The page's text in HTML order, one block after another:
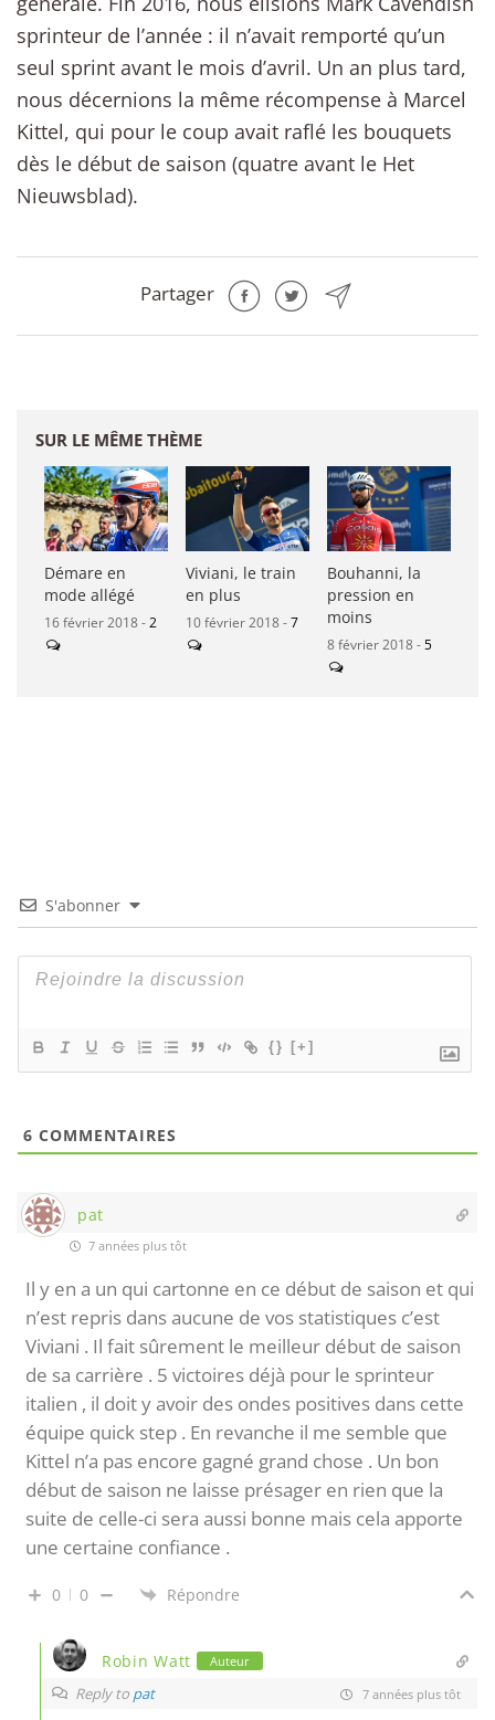
sprinteur de l’année : il n’avait remporté qu’un
seul sprint avant le mois d’avril. Un an plus tard,
nous décernions la même récompense à Marcel
Kittel, qui pour le coup avait raflé les bouquets
dès le début de saison (quatre avant le Het
Nieuwsblad).
Partager
SUR LE MÊME THÈME
Démare en
mode allégé
16 février 2018 -2
Viviani, le train
en plus
10 février 2018 -7
Bouhanni, la
pression en
moins
8 février 2018 -5
S'abonner
{} [+]
6 COMMENTAIRES
pat
7 années plus tôt
Il y en a un qui cartonne en ce début de saison et qui
n’est repris dans aucune de vos statistiques c’est
Viviani . Il fait sûrement le meilleur début de saison
de sa carrière . 5 victoires déjà pour le sprinteur
italien , il doit y avoir des ondes positives dans cette
équipe quick step . En revanche il me semble que
Kittel n’a pas encore gagné grand chose . Un bon
début de saison ne laisse présager en rien que la
suite de celle-ci sera aussi bonne mais cela apporte
une certaine confiance .
0 0 Répondre
Robin Watt Auteur
Reply to pat 7 années plus tôt